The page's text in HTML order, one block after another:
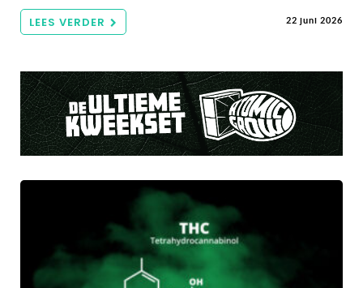
LEES VERDER 22 juni 2026